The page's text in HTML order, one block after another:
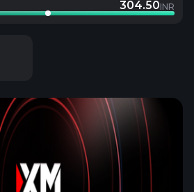
304.50INR